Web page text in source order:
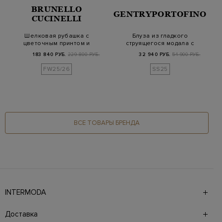
BRUNELLO
CUCINELLI
Шелковая рубашка с
цветочным принтом и
183 840 РУБ. 229 800 РУБ.
FW25/26
GENTRYPORTOFINO
Блуза из гладкого
струящегося модала с
V-образным выре…
32 940 РУБ. 54 900 РУБ.
SS25
ВСЕ ТОВАРЫ БРЕНДА
INTERMODA
брендов на 4 этажах в самом центре города. На сайте
также презентованы новинки с последних показов и
Доставка